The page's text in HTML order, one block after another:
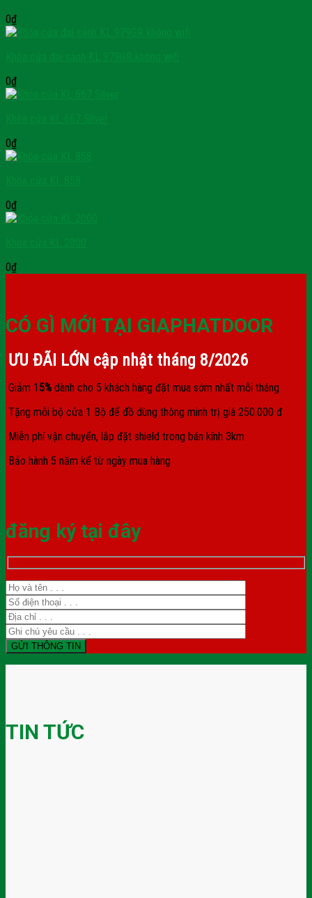
0₫
0₫
0₫
0₫
0₫
CÓ GÌ MỚI TẠI GIAPHATDOOR
ƯU ĐÃI LỚN cập nhật tháng 8/2026
Giảm 1 5% dành cho 5 khách hàng đặt mua sớm nhất mỗi tháng
Tặng mỗi bộ cửa 1 Bộ để đồ dùng thông minh trị giá 250.000 đ
Miễn phí vận chuyển, lắp đặt shield trong bán kính 3km
Bảo hành 5 năm kể từ ngày mua hàng
đăng ký tại đây
TIN TỨC